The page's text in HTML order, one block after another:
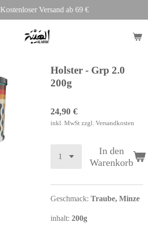
Kostenloser Versand ab 69 €
Holster - Grp 2.0
200g
24,90 €
inkl. MwSt zzgl. Versandkosten
In den
Warenkorb
Geschmack: Traube, Minze
inhalt: 200g